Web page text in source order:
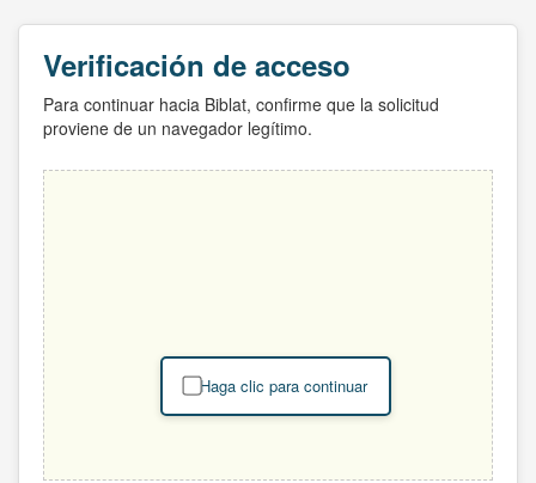
Verificación de acceso
Para continuar hacia Biblat, confirme que la solicitud
proviene de un navegador legítimo.
Haga clic para continuar